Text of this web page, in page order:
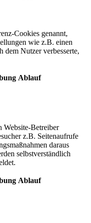
Cookies genannt,
wie z.B. einen
dem Nutzer verbesserte,
Ablauf
Website-Betreiber
z.B. Seitenaufrufe
daraus
selbstverständlich
Ablauf